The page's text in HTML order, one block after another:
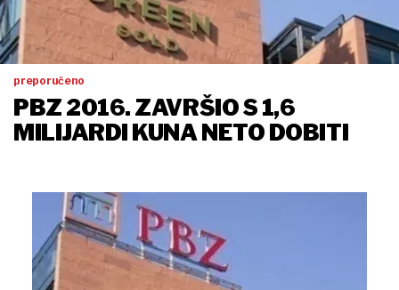
preporučeno
PBZ 2016. ZAVRŠIO S 1,6
MILIJARDI KUNA NETO DOBITI